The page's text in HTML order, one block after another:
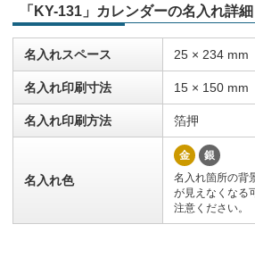
「KY-131」カレンダーの名入れ詳細
名入れスペース 25 × 234 mm
名入れ印刷寸法 15 × 150 mm
名入れ印刷方法 箔押
名入れ色
金
銀
名入れ箇所の背
が見えなくなる
注意ください。